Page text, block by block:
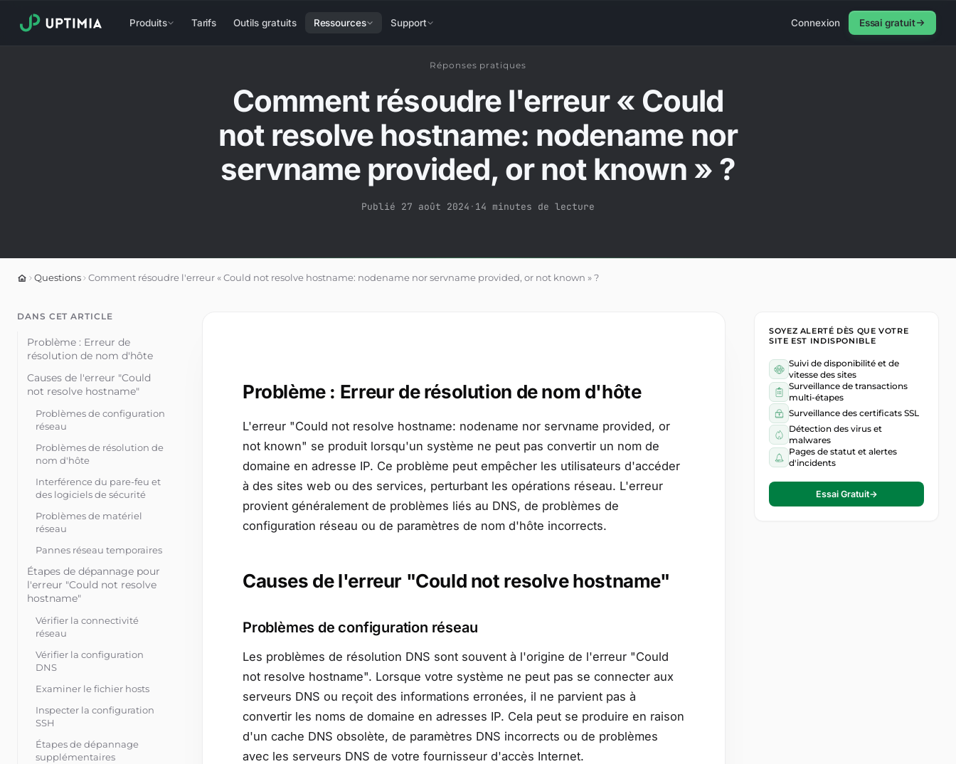
Produits Tarifs Outils gratuits Ressources Support Connexion Essai gratuit
Réponses pratiques
Comment résoudre l'erreur « Could
not resolve hostname: nodename nor
servname provided, or not known » ?
Publié 27 août 2024 · 14 minutes de lecture
Questions Comment résoudre l'erreur « Could not resolve hostname: nodename nor servname provided, or not known » ?
DANS CET ARTICLE
Problème : Erreur de
résolution de nom d'hôte
Causes de l'erreur "Could
not resolve hostname"
Problèmes de configuration
réseau
Problèmes de résolution de
nom d'hôte
Interférence du pare-feu et
des logiciels de sécurité
Problèmes de matériel
réseau
Pannes réseau temporaires
Étapes de dépannage pour
l'erreur "Could not resolve
hostname"
Vérifier la connectivité
réseau
Vérifier la configuration
DNS
Examiner le fichier hosts
Inspecter la configuration
SSH
Étapes de dépannage
supplémentaires
Problème : Erreur de résolution de nom d'hôte
L'erreur "Could not resolve hostname: nodename nor servname provided, or
not known" se produit lorsqu'un système ne peut pas convertir un nom de
domaine en adresse IP. Ce problème peut empêcher les utilisateurs d'accéder
à des sites web ou des services, perturbant les opérations réseau. L'erreur
provient généralement de problèmes liés au DNS, de problèmes de
configuration réseau ou de paramètres de nom d'hôte incorrects.
Causes de l'erreur "Could not resolve hostname"
Problèmes de configuration réseau
Les problèmes de résolution DNS sont souvent à l'origine de l'erreur "Could
not resolve hostname". Lorsque votre système ne peut pas se connecter aux
serveurs DNS ou reçoit des informations erronées, il ne parvient pas à
convertir les noms de domaine en adresses IP. Cela peut se produire en raison
d'un cache DNS obsolète, de paramètres DNS incorrects ou de problèmes
avec les serveurs DNS de votre fournisseur d'accès Internet.
SOYEZ ALERTÉ DÈS QUE VOTRE
SITE EST INDISPONIBLE
Suivi de disponibilité et de
vitesse des sites
Surveillance de transactions
multi-étapes
Surveillance des certificats SSL
Détection des virus et
malwares
Pages de statut et alertes
d'incidents
Essai Gratuit→